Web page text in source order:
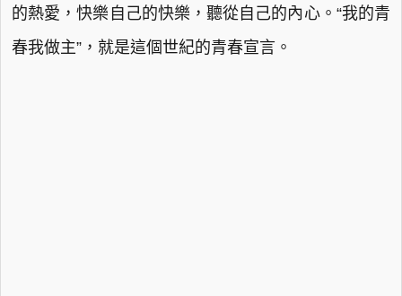
的熱愛，快樂自己的快樂，聽從自己的內心。“我的青
春我做主”，就是這個世紀的青春宣言。